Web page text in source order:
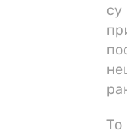
су
То